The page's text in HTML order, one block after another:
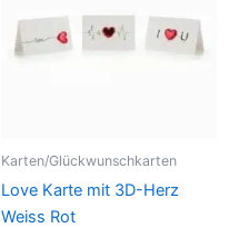
Karten/Glückwunschkarten
Love Karte mit 3D-Herz
Weiss Rot